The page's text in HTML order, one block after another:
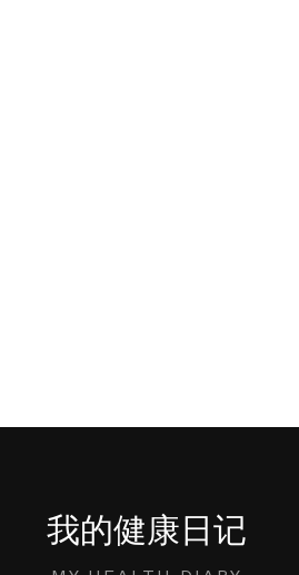
我的健康日记